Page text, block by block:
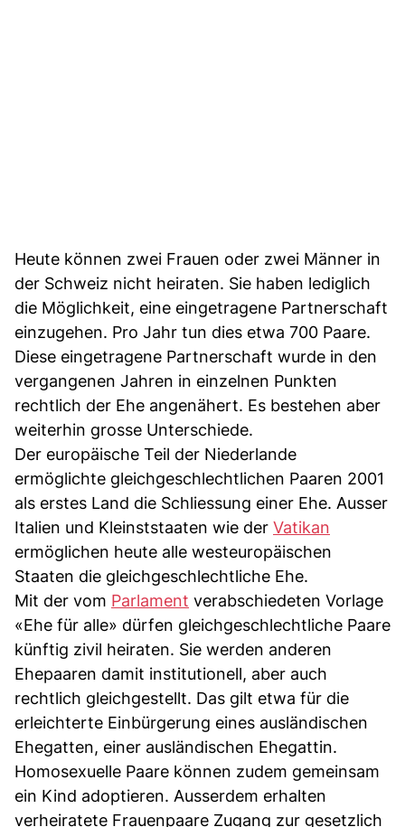
Heute können zwei Frauen oder zwei Männer in
der Schweiz nicht heiraten. Sie haben lediglich
die Möglichkeit, eine eingetragene Partnerschaft
einzugehen. Pro Jahr tun dies etwa 700 Paare.
Diese eingetragene Partnerschaft wurde in den
vergangenen Jahren in einzelnen Punkten
rechtlich der Ehe angenähert. Es bestehen aber
weiterhin grosse Unterschiede.
Der europäische Teil der Niederlande
ermöglichte gleichgeschlechtlichen Paaren 2001
als erstes Land die Schliessung einer Ehe. Ausser
Italien und Kleinststaaten wie der Vatikan
ermöglichen heute alle westeuropäischen
Staaten die gleichgeschlechtliche Ehe.
Mit der vom Parlament verabschiedeten Vorlage
«Ehe für alle» dürfen gleichgeschlechtliche Paare
künftig zivil heiraten. Sie werden anderen
Ehepaaren damit institutionell, aber auch
rechtlich gleichgestellt. Das gilt etwa für die
erleichterte Einbürgerung eines ausländischen
Ehegatten, einer ausländischen Ehegattin.
Homosexuelle Paare können zudem gemeinsam
ein Kind adoptieren. Ausserdem erhalten
verheiratete Frauenpaare Zugang zur gesetzlich